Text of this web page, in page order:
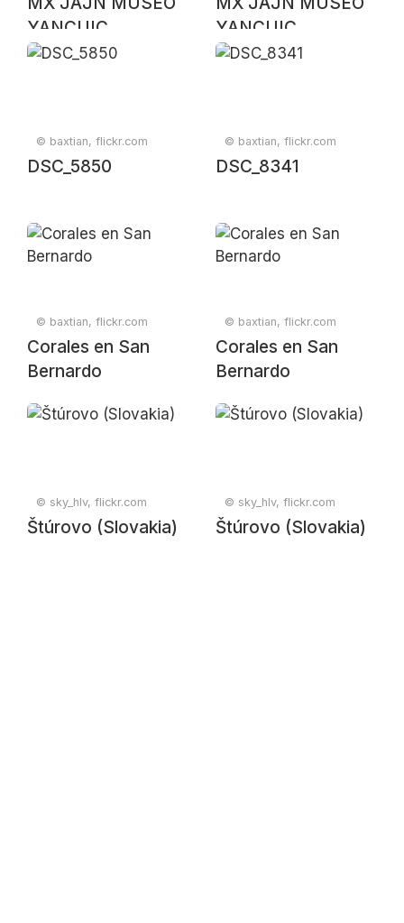
YANCUIC
YANCUIC
© baxtian, flickr.com
DSC_5850
© baxtian, flickr.com
DSC_8341
© baxtian, flickr.com
Corales en San
Bernardo
© baxtian, flickr.com
Corales en San
Bernardo
© sky_hlv, flickr.com
Štúrovo (Slovakia)
© sky_hlv, flickr.com
Štúrovo (Slovakia)